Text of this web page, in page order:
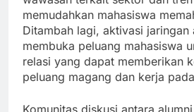
memudahkan mahasiswa
Ditambah lagi, aktivasi jaringan
membuka peluang mahasiswa
relasi yang dapat memberikan
peluang magang dan kerja